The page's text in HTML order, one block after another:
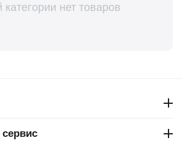
категории нет товаров